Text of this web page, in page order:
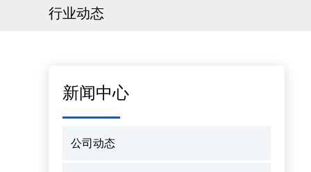
行业动态
新闻中心
公司动态